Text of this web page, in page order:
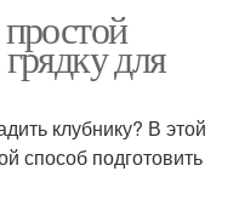
для
клубнику? В этой
способ подготовить